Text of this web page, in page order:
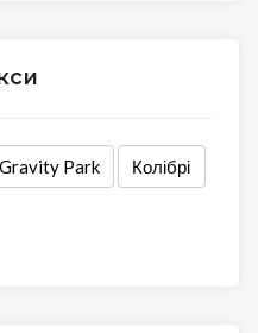
Gravity Park Колібрі